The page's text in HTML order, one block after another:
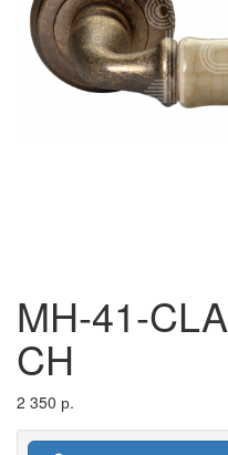
MH-41-
CH
2 350 р.